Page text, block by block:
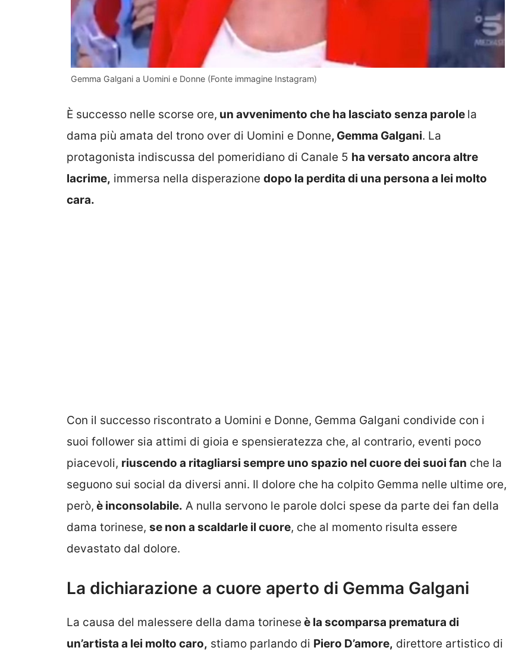
Gemma Galgani a Uomini e Donne (Fonte immagine Instagram)
È successo nelle scorse ore, un avvenimento che ha lasciato senza parole la
dama più amata del trono over di Uomini e Donne, Gemma Galgani. La
protagonista indiscussa del pomeridiano di Canale 5 ha versato ancora altre
lacrime, immersa nella disperazione dopo la perdita di una persona a lei molto
cara.
Con il successo riscontrato a Uomini e Donne, Gemma Galgani condivide con i
suoi follower sia attimi di gioia e spensieratezza che, al contrario, eventi poco
piacevoli, riuscendo a ritagliarsi sempre uno spazio nel cuore dei suoi fan che la
seguono sui social da diversi anni. Il dolore che ha colpito Gemma nelle ultime ore,
però, è inconsolabile. A nulla servono le parole dolci spese da parte dei fan della
dama torinese, se non a scaldarle il cuore, che al momento risulta essere
devastato dal dolore.
La dichiarazione a cuore aperto di Gemma Galgani
La causa del malessere della dama torinese è la scomparsa prematura di
un’artista a lei molto caro, stiamo parlando di Piero D’amore, direttore artistico di